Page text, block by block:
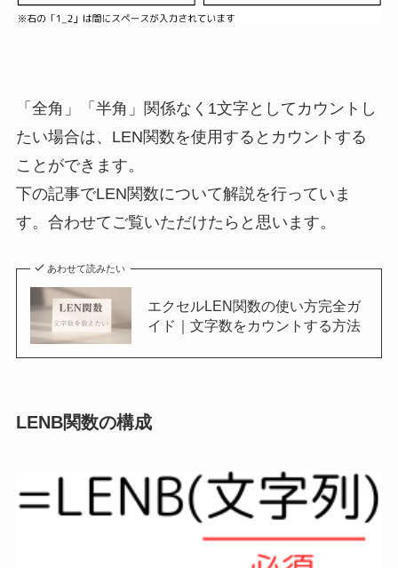
「全角」「半角」関係なく1文字としてカウントし
たい場合は、LEN関数を使用するとカウントする
ことができます。
下の記事でLEN関数について解説を行っていま
す。合わせてご覧いただけたらと思います。
あわせて読みたい
エクセルLEN関数の使い方完全ガ
イド｜文字数をカウントする方法
LENB関数の構成